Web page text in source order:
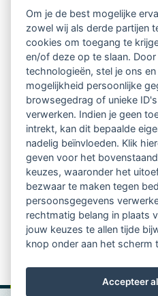
Netwerk van 2100
regio's
Vindbaar voor
Tijdschrift voor
Begeleidingskunde &
Beroepsregistratie
Lid worden van LVSC
Om je de best mogelijke
zowel wij als derde partijen
cookies om toegang te
en/of deze op te slaan.
technologieën, stel je ons
mogelijkheid persoonlijke
browsegedrag of unieke
verwerken. Indien je geen
intrekt, kan dit bepaalde
nadelig beïnvloeden. Klik
geven voor het
keuzes, waaronder het
bezwaar te maken tegen
persoonsgegevens
rechtmatig belang in plaats
jouw keuzes te allen tijde
knop onder aan het scherm
Accepteer